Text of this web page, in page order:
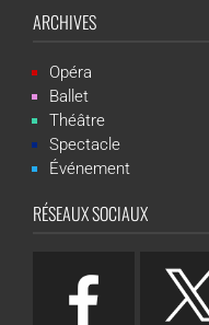
ARCHIVES
Opéra
Ballet
Théâtre
Spectacle
Événement
RÉSEAUX SOCIAUX